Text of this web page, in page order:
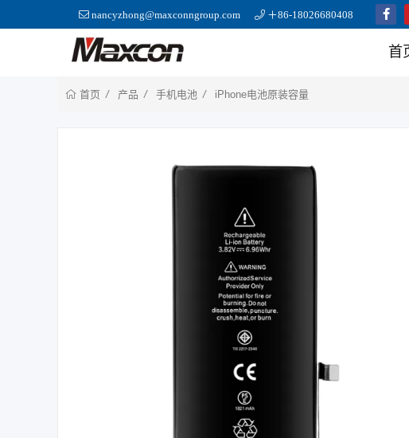
nancyzhong@maxconngroup.com ＋86-18026680408
首
首页 产品 手机电池 iPhone电池原装容量